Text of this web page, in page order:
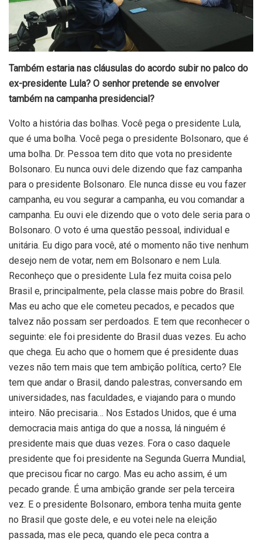
Também estaria nas cláusulas do acordo subir no palco do
ex-presidente Lula? O senhor pretende se envolver
também na campanha presidencial?
Volto a história das bolhas. Você pega o presidente Lula,
que é uma bolha. Você pega o presidente Bolsonaro, que é
uma bolha. Dr. Pessoa tem dito que vota no presidente
Bolsonaro. Eu nunca ouvi dele dizendo que faz campanha
para o presidente Bolsonaro. Ele nunca disse eu vou fazer
campanha, eu vou segurar a campanha, eu vou comandar a
campanha. Eu ouvi ele dizendo que o voto dele seria para o
Bolsonaro. O voto é uma questão pessoal, individual e
unitária. Eu digo para você, até o momento não tive nenhum
desejo nem de votar, nem em Bolsonaro e nem Lula.
Reconheço que o presidente Lula fez muita coisa pelo
Brasil e, principalmente, pela classe mais pobre do Brasil.
Mas eu acho que ele cometeu pecados, e pecados que
talvez não possam ser perdoados. E tem que reconhecer o
seguinte: ele foi presidente do Brasil duas vezes. Eu acho
que chega. Eu acho que o homem que é presidente duas
vezes não tem mais que tem ambição política, certo? Ele
tem que andar o Brasil, dando palestras, conversando em
universidades, nas faculdades, e viajando para o mundo
inteiro. Não precisaria… Nos Estados Unidos, que é uma
democracia mais antiga do que a nossa, lá ninguém é
presidente mais que duas vezes. Fora o caso daquele
presidente que foi presidente na Segunda Guerra Mundial,
que precisou ficar no cargo. Mas eu acho assim, é um
pecado grande. É uma ambição grande ser pela terceira
vez. E o presidente Bolsonaro, embora tenha muita gente
no Brasil que goste dele, e eu votei nele na eleição
passada, mas ele peca, quando ele peca contra a